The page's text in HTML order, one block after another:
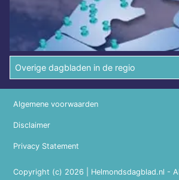
Overige dagbladen in de regio
Copyright (c) 2026 | Helmondsdagblad.nl -
Algemene voorwaarden
Disclaimer
Privacy Statement